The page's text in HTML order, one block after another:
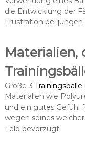
die Entwicklung der
Frustration bei
Materialien,
Größe 3 Trainingsbälle
Materialien wie
und ein gutes Gefühl
wegen seines
Feld bevorzugt.